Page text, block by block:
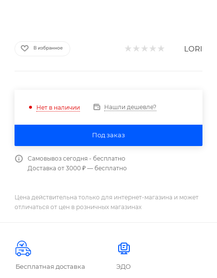
В избранное LORI
Нет в наличии Нашли дешевле?
Под заказ
Самовывоз сегодня - бесплатно
Доставка от 3000 ₽ — бесплатно
Цена действительна только для интернет-магазина и может
отличаться от цен в розничных магазинах
Бесплатная доставка ЭДО